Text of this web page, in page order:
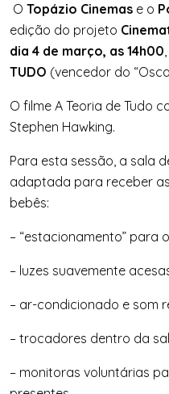
O Topázio Cinemas e o
edição do projeto
dia 4 de março, as 14h00
TUDO (vencedor do
O filme A Teoria de Tudo
Stephen Hawking.
Para esta sessão, a sala
adaptada para receber
bebês:
– “estacionamento” para
– luzes suavemente
– ar-condicionado e som
– trocadores dentro da
– monitoras voluntárias